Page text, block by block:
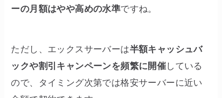
ーの月額はやや高めの水準ですね。
ただし、エックスサーバーは半額キャッシュバ
ックや割引キャンペーンを頻繁に開催 している
ので、タイミング次第では格安サーバーに近い